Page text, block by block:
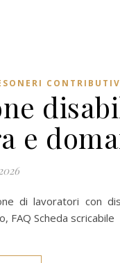
e
di lavoratori con
FAQ Scheda scricabile